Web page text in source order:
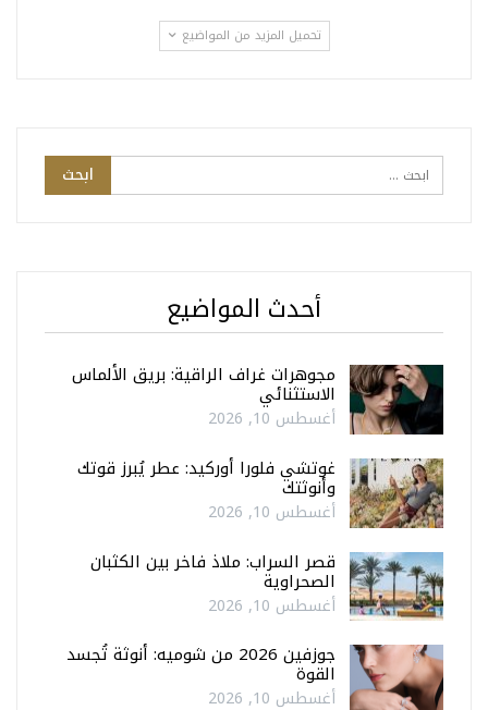
تحميل المزيد من المواضيع
أحدث المواضيع
مجوهرات غراف الراقية: بريق الألماس
الاستثنائي
أغسطس 10, 2026
غوتشي فلورا أوركيد: عطر يُبرز قوتك
وأنوثتك
أغسطس 10, 2026
قصر السراب: ملاذ فاخر بين الكثبان
الصحراوية
أغسطس 10, 2026
جوزفين 2026 من شوميه: أنوثة تُجسد
القوة
أغسطس 10, 2026